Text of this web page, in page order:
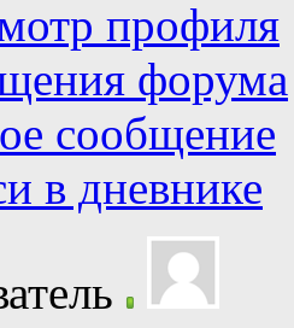
профиля
форума
сообщение
в дневнике